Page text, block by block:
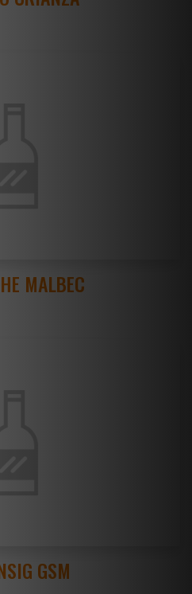
MALBEC
GSM